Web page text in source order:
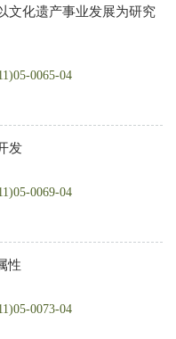
化遗产事业发展为研究
0065-04
发
0069-04
性
0073-04